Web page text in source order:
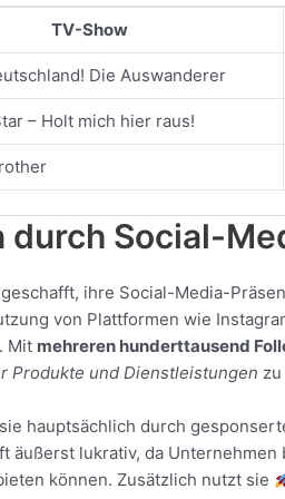
TV-Show
Die Auswanderer
– Holt mich hier raus!
durch Social-
ihre Social-Media-
von Plattformen wie
Mit mehreren hunderttausend
Produkte und Dienstleistungen
hauptsächlich durch
äußerst lukrativ, da
können. Zusätzlich nutzt sie